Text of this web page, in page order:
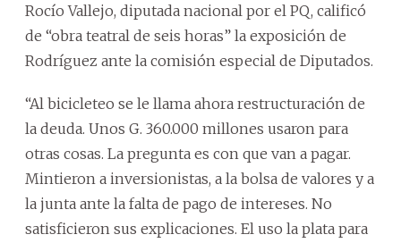
Rocío Vallejo, diputada nacional por el PQ, calificó
de “obra teatral de seis horas” la exposición de
Rodríguez ante la comisión especial de Diputados.
“Al bicicleteo se le llama ahora restructuración de
la deuda. Unos G. 360.000 millones usaron para
otras cosas. La pregunta es con que van a pagar.
Mintieron a inversionistas, a la bolsa de valores y a
la junta ante la falta de pago de intereses. No
satisficieron sus explicaciones. El uso la plata para